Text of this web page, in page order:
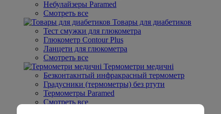
Небулайзеры Paramed
Смотреть все
Товары для диабетиков
Тест смужки для глюкометра
Глюкометр Contour Plus
Ланцети для глюкометра
Смотреть все
Термометри медичні
Безконтакнтый инфракрасный термометр
Градусники (термометры) без ртути
Термометры Paramed
Смотреть все